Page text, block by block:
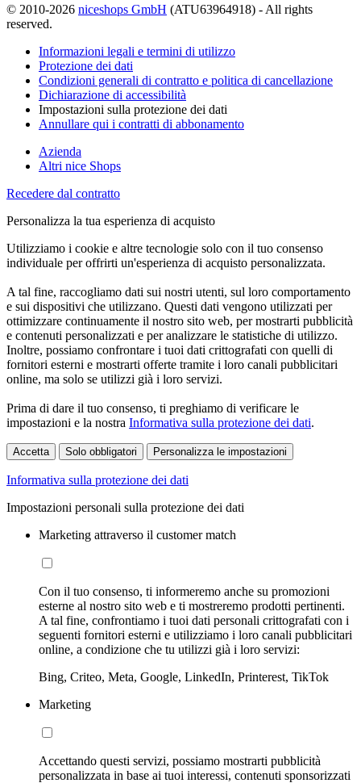
© 2010-2026 niceshops GmbH (ATU63964918) - All rights
reserved.
Informazioni legali e termini di utilizzo
Protezione dei dati
Condizioni generali di contratto e politica di cancellazione
Dichiarazione di accessibilità
Impostazioni sulla protezione dei dati
Annullare qui i contratti di abbonamento
Azienda
Altri nice Shops
Recedere dal contratto
Personalizza la tua esperienza di acquisto
Utilizziamo i cookie e altre tecnologie solo con il tuo consenso
individuale per offrirti un'esperienza di acquisto personalizzata.
A tal fine, raccogliamo dati sui nostri utenti, sul loro comportamento
e sui dispositivi che utilizzano. Questi dati vengono utilizzati per
ottimizzare continuamente il nostro sito web, per mostrarti pubblicità
e contenuti personalizzati e per analizzare le statistiche di utilizzo.
Inoltre, possiamo confrontare i tuoi dati crittografati con quelli di
fornitori esterni e mostrarti offerte tramite i loro canali pubblicitari
online, ma solo se utilizzi già i loro servizi.
Prima di dare il tuo consenso, ti preghiamo di verificare le
impostazioni e la nostra Informativa sulla protezione dei dati.
Accetta Solo obbligatori Personalizza le impostazioni
Informativa sulla protezione dei dati
Impostazioni personali sulla protezione dei dati
Marketing attraverso il customer match
Con il tuo consenso, ti informeremo anche su promozioni
esterne al nostro sito web e ti mostreremo prodotti pertinenti.
A tal fine, confrontiamo i tuoi dati personali crittografati con i
seguenti fornitori esterni e utilizziamo i loro canali pubblicitari
online, a condizione che tu utilizzi già i loro servizi:
Bing, Criteo, Meta, Google, LinkedIn, Printerest, TikTok
Marketing
Accettando questi servizi, possiamo mostrarti pubblicità
personalizzata in base ai tuoi interessi, contenuti sponsorizzati